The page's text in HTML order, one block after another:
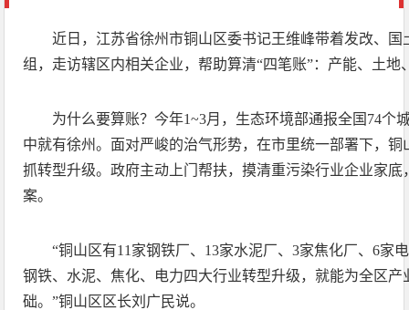
近日，江苏省徐州市铜山区委书记王维峰带着发改、
组，走访辖区内相关企业，帮助算清“四笔账”：产能、土地
为什么要算账？今年1~3月，生态环境部通报全国74个
中就有徐州。面对严峻的治气形势，在市里统一部署下，
抓转型升级。政府主动上门帮扶，摸清重污染行业企业家
案。
“铜山区有11家钢铁厂、13家水泥厂、3家焦化厂、6家
钢铁、水泥、焦化、电力四大行业转型升级，就能为全区产
础。”铜山区区长刘广民说。